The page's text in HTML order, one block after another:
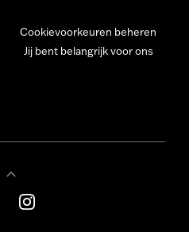
Cookievoorkeuren beheren
Jij bent belangrijk voor ons